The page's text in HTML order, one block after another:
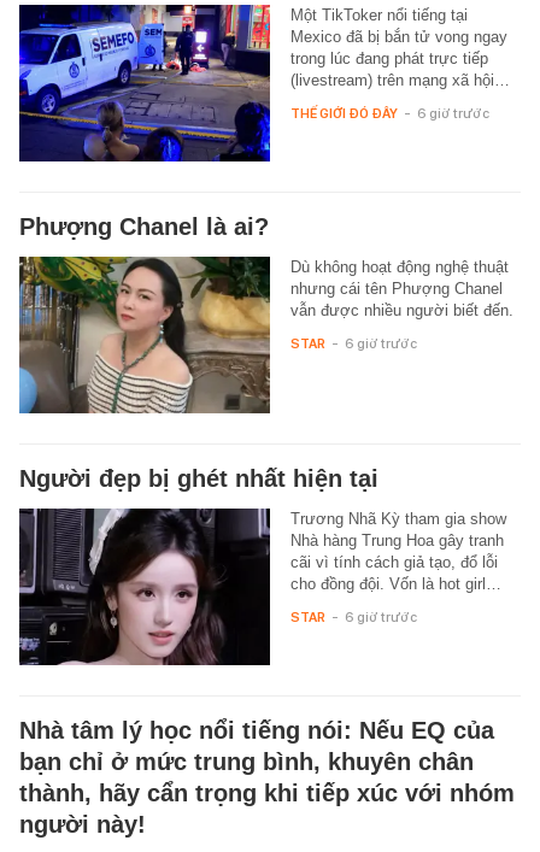
Một TikToker nổi tiếng tại
Mexico đã bị bắn tử vong ngay
trong lúc đang phát trực tiếp
(livestream) trên mạng xã hội…
THẾ GIỚI ĐÓ ĐÂY - 6 giờ trước
Phượng Chanel là ai?
Dù không hoạt động nghệ thuật
nhưng cái tên Phượng Chanel
vẫn được nhiều người biết đến.
STAR - 6 giờ trước
Người đẹp bị ghét nhất hiện tại
Trương Nhã Kỳ tham gia show
Nhà hàng Trung Hoa gây tranh
cãi vì tính cách giả tạo, đổ lỗi
cho đồng đội. Vốn là hot girl…
STAR - 6 giờ trước
Nhà tâm lý học nổi tiếng nói: Nếu EQ của
bạn chỉ ở mức trung bình, khuyên chân
thành, hãy cẩn trọng khi tiếp xúc với nhóm
người này!